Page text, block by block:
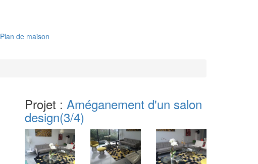
Plan de maison
Projet : Améganement d'un salon
design(3/4)